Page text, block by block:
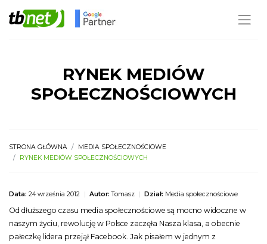
RYNEK MEDIÓW
SPOŁECZNOŚCIOWYCH
STRONA GŁÓWNA
MEDIA SPOŁECZNOŚCIOWE
RYNEK MEDIÓW SPOŁECZNOŚCIOWYCH
Data: 24 września 2012 | Autor: Tomasz | Dział: Media społecznościowe
Od dłuższego czasu media społecznościowe są mocno widoczne w
naszym życiu, rewolucję w Polsce zaczęła Nasza klasa, a obecnie
pałeczkę lidera przejął Facebook. Jak pisałem w jednym z